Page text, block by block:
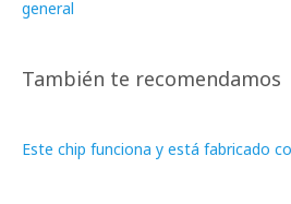
general
También te recomendamos
Este chip funciona y está fabricado